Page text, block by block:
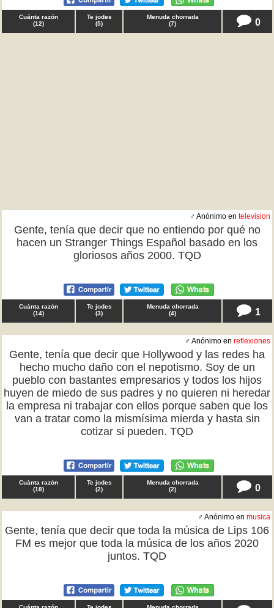
Cuánta razón
(12)
Te jodes
(5)
Menuda chorrada
(7) 0
♂ Anónimo en television
Gente, tenía que decir que no entiendo por qué no
hacen un Stranger Things Español basado en los
gloriosos años 2000. TQD
Cuánta razón
(14)
Te jodes
(3)
Menuda chorrada
(4) 1
♂ Anónimo en reflexiones
Gente, tenía que decir que Hollywood y las redes ha
hecho mucho daño con el nepotismo. Soy de un
pueblo con bastantes empresarios y todos los hijos
huyen de miedo de sus padres y no quieren ni heredar
la empresa ni trabajar con ellos porque saben que los
van a tratar como la mismísima mierda y hasta sin
cotizar si pueden. TQD
Cuánta razón
(18)
Te jodes
(2)
Menuda chorrada
(2) 0
♂ Anónimo en musica
Gente, tenía que decir que toda la música de Lips 106
FM es mejor que toda la música de los años 2020
juntos. TQD